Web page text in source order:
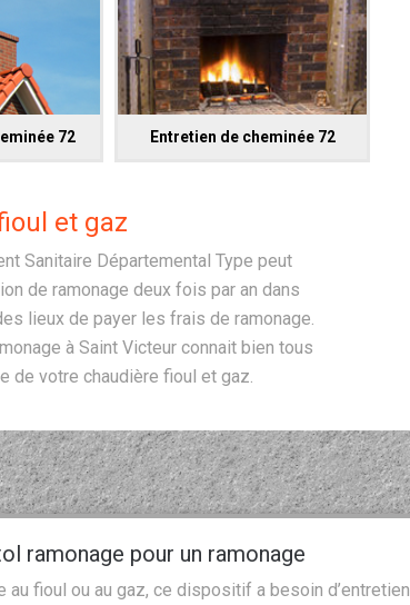
72 Entretien de cheminée 72
et gaz
Sanitaire Départemental Type peut
de ramonage deux fois par an dans
lieux de payer les frais de ramonage.
à Saint Victeur connait bien tous
de votre chaudière fioul et gaz.
ramonage pour un ramonage
au fioul ou au gaz, ce dispositif a besoin d’entretien